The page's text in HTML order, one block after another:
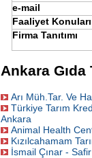
e-mail
Faaliyet Konuları
Firma Tanıtımı
Ankara Gıda
Arı Müh.Tar. Ve
Türkiye Tarım
Ankara
Animal Health
Kızılcahamam
İsmail Çınar -